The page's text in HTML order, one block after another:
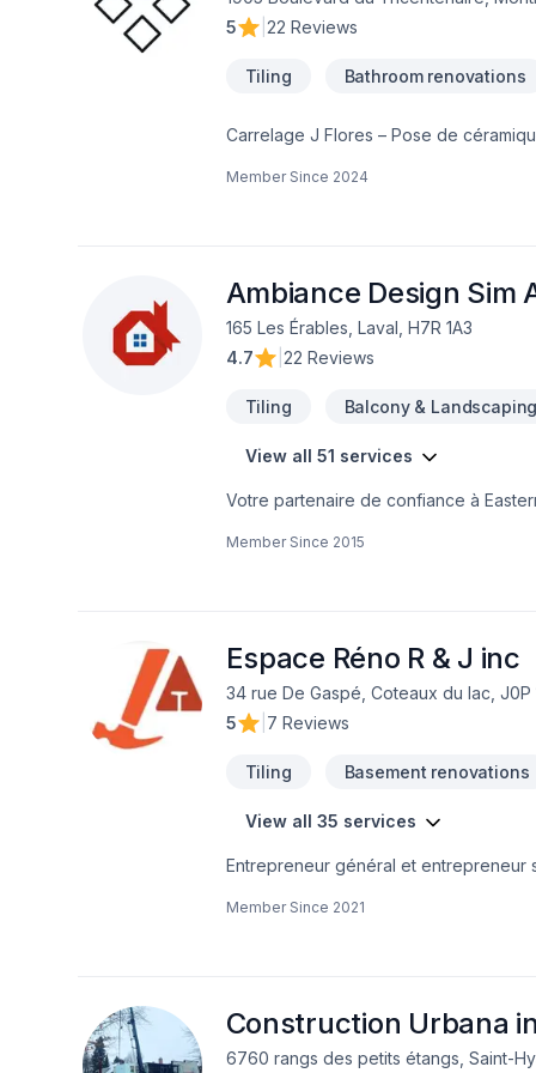
5
22 Reviews
Tiling Bathroom renovations
Carrelage J Flores – Pose de
attention particulière aux détails :
comprenne exactement les travaux à
Member Since 2024
Ambiance Design Sim
165 Les Érables, Laval, H7R 1A3
4.7
22 Reviews
Tiling Balcony & Landscaping
View all 51 services
Votre partenaire de confiance à
Excavation intérieur, Fissures,
Member Since 2015
Espace Réno R & J inc
34 rue De Gaspé, Coteaux du lac, J0P
5
7 Reviews
Tiling Basement renovations
View all 35 services
Entrepreneur général et entrepreneur
Member Since 2021
Construction Urbana
6760 rangs des petits étangs, Saint-